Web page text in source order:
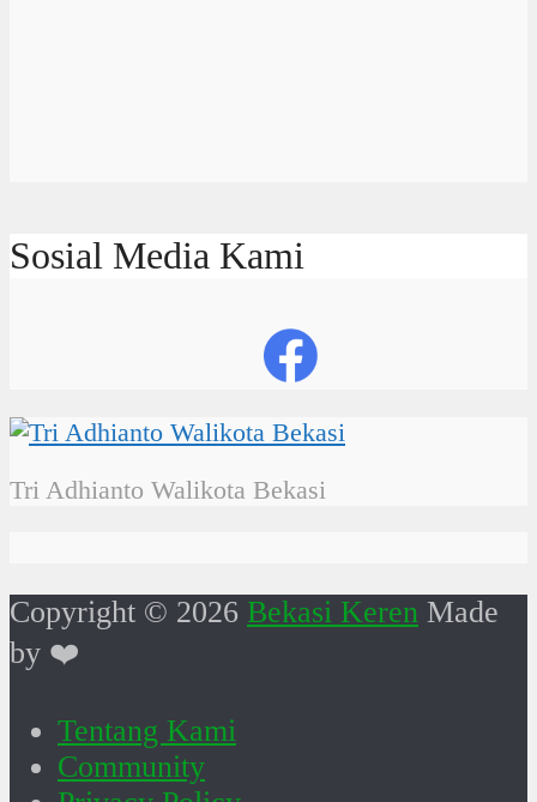
Sosial Media Kami
Tri Adhianto Walikota Bekasi
Copyright © 2026 Bekasi Keren Made
by ❤️
Tentang Kami
Community